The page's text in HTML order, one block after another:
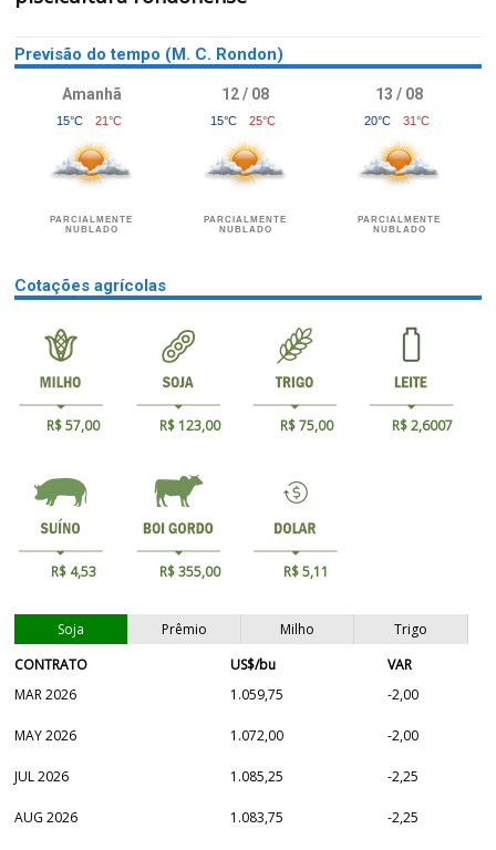
Previsão do tempo (M. C. Rondon)
Amanhã
15°C 21°C
PARCIALMENTE
NUBLADO
12 / 08
15°C 25°C
PARCIALMENTE
NUBLADO
13 / 08
20°C 31°C
PARCIALMENTE
NUBLADO
Cotações agrícolas
R$ 57,00 R$ 123,00 R$ 75,00 R$ 2,6007
R$ 4,53 R$ 355,00 R$ 5,11
Soja Prêmio Milho
Trigo
CONTRATO
US$/bu
VAR
MAR 2026
1.059,75 -2,00
MAY 2026 1.072,00 -2,00
JUL 2026 1.085,25 -2,25
AUG 2026 1.083,75 -2,25